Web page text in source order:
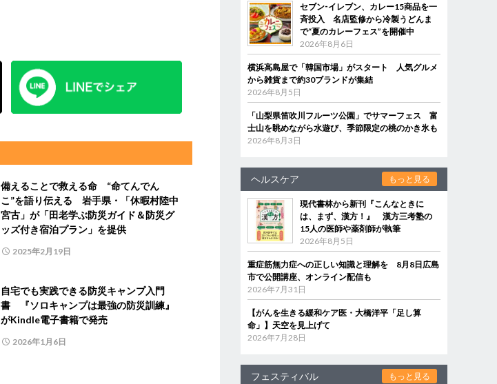
備えることで救える命 “命てんでん
こ”を語り伝える 岩手県・「休暇村陸中
宮古」が「田老学ぶ防災ガイド＆防災グ
ッズ付き宿泊プラン」を提供
2025年2月19日
自宅でも実践できる防災キャンプ入門
書 『ソロキャンプは最強の防災訓練』
がKindle電子書籍で発売
2026年1月6日
セブン‐イレブン、カレー15商品を一
斉投入 名店監修から冷製うどんま
で“夏のカレーフェス”を開催中
2026年8月6日
横浜高島屋で「韓国市場」がスタート 人気グルメ
から雑貨まで約30ブランドが集結
2026年8月5日
「山梨県笛吹川フルーツ公園」でサマーフェス 富
士山を眺めながら水遊び、季節限定の桃のかき氷も
2026年8月3日
ヘルスケア もっと見る
現代書林から新刊『こんなときに
は、まず、漢方！』 漢方三考塾の
15人の医師や薬剤師が執筆
2026年8月5日
重症筋無力症への正しい知識と理解を 8月8日広島
市で公開講座、オンライン配信も
2026年7月31日
【がんを生きる緩和ケア医・大橋洋平「足し算
命」】天空を見上げて
2026年7月28日
フェスティバル もっと見る